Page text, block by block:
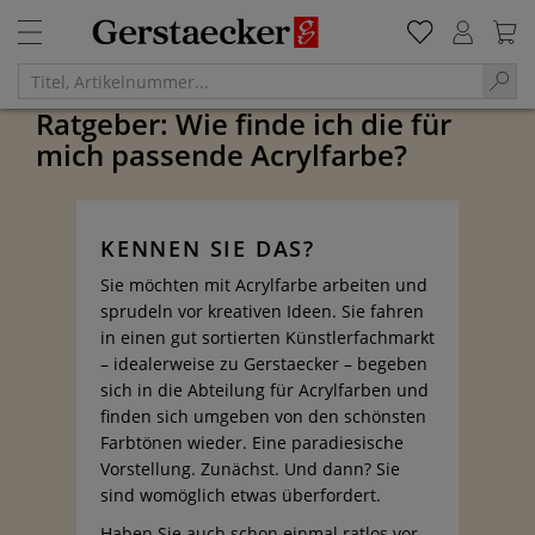
Ratgeber: Wie finde ich die für
mich passende Acrylfarbe?
KENNEN SIE DAS?
Sie möchten mit Acrylfarbe arbeiten und
sprudeln vor kreativen Ideen. Sie fahren
in einen gut sortierten Künstlerfachmarkt
– idealerweise zu Gerstaecker – begeben
sich in die Abteilung für Acrylfarben und
finden sich umgeben von den schönsten
Farbtönen wieder. Eine paradiesische
Vorstellung. Zunächst. Und dann? Sie
sind womöglich etwas überfordert.